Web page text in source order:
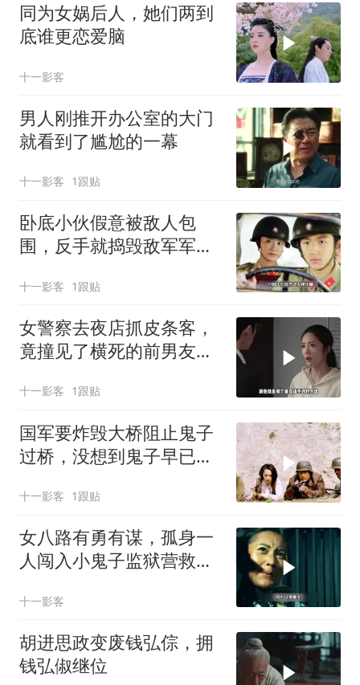
同为女娲后人，她们两到
底谁更恋爱脑
十一影客
男人刚推开办公室的大门
就看到了尴尬的一幕
十一影客 1跟贴
卧底小伙假意被敌人包
围，反手就捣毁敌军军火
十一影客 1跟贴
女警察去夜店抓皮条客，
竟撞见了横死的前男友成
十一影客 1跟贴
国军要炸毁大桥阻止鬼子
过桥，没想到鬼子早已混
十一影客 1跟贴
女八路有勇有谋，孤身一
人闯入小鬼子监狱营救人
十一影客
胡进思政变废钱弘倧，拥
钱弘俶继位